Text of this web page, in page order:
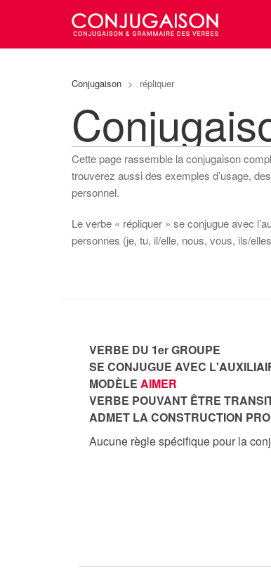
Conjugaison > répliquer
Cette page rassemble la conjugaison
trouverez aussi des exemples d’usage,
personnel.
Le verbe « répliquer » se conjugue avec
personnes (je, tu, il/elle, nous, vous, ils/
VERBE DU 1er GROUPE
SE CONJUGUE AVEC
MODÈLE AIMER
VERBE POUVANT ÊTRE
ADMET LA CONSTRUCTION
Aucune règle spécifique pour la